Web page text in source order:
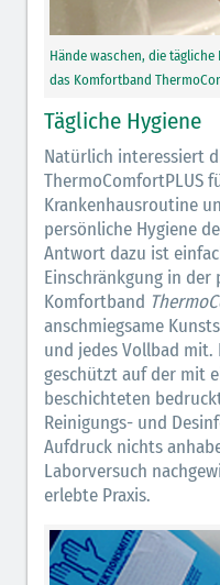
Hände waschen, die
das Komfortband
Tägliche Hygiene
Natürlich interessiert
ThermoComfortPLUS
Krankenhausroutine
persönliche Hygiene
Antwort dazu ist
Einschränkgung in
Komfortband
anschmiegsame
und jedes Vollbad
geschützt auf der mit
beschichteten
Reinigungs- und
Aufdruck nichts
Laborversuch
erlebte Praxis.